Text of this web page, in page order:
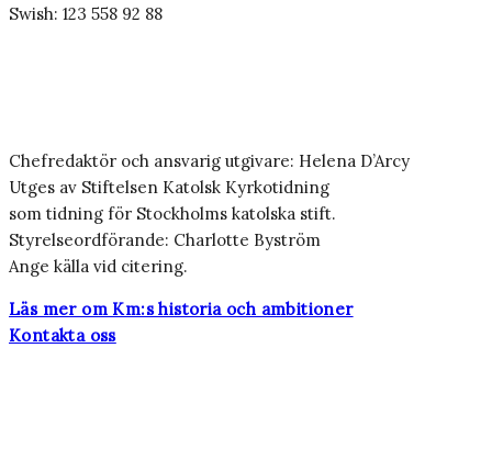
Swish: 123 558 92 88
Chefredaktör och ansvarig utgivare: Helena D’Arcy
Utges av Stiftelsen Katolsk Kyrkotidning
som tidning för Stockholms katolska stift.
Styrelseordförande: Charlotte Byström
Ange källa vid citering.
Läs mer om Km:s historia och ambitioner
Kontakta oss